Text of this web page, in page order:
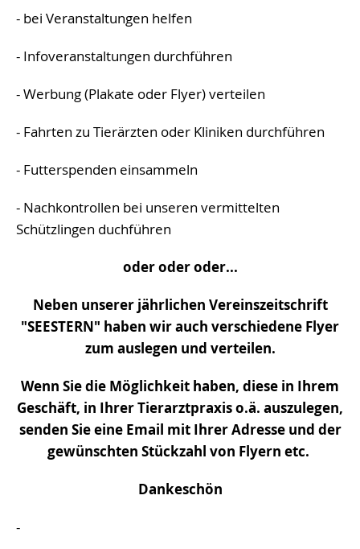
- bei Veranstaltungen helfen
- Infoveranstaltungen durchführen
- Werbung (Plakate oder Flyer) verteilen
- Fahrten zu Tierärzten oder Kliniken durchführen
- Futterspenden einsammeln
- Nachkontrollen bei unseren vermittelten
Schützlingen duchführen
oder oder oder...
Neben unserer jährlichen Vereinszeitschrift
"SEESTERN" haben wir auch verschiedene Flyer
zum auslegen und verteilen.
Wenn Sie die Möglichkeit haben, diese in Ihrem
Geschäft, in Ihrer Tierarztpraxis o.ä. auszulegen,
senden Sie eine Email mit Ihrer Adresse und der
gewünschten Stückzahl von Flyern etc.
Dankeschön
-